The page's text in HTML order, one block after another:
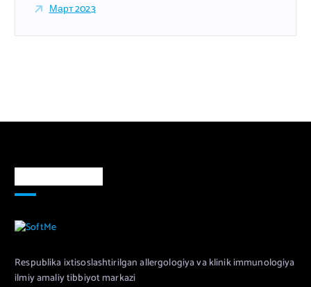
Март 2023
Respublika ixtisoslashtirilgan allergologiya va klinik immunologiya
ilmiy amaliy tibbiyot markazi